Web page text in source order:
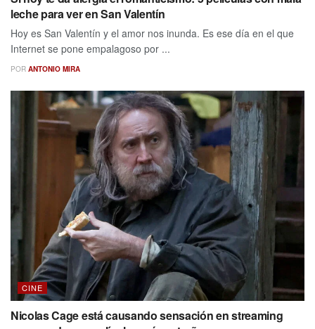
leche para ver en San Valentín
Hoy es San Valentín y el amor nos inunda. Es ese día en el que
Internet se pone empalagoso por ...
POR ANTONIO MIRA
CINE
Nicolas Cage está causando sensación en streaming